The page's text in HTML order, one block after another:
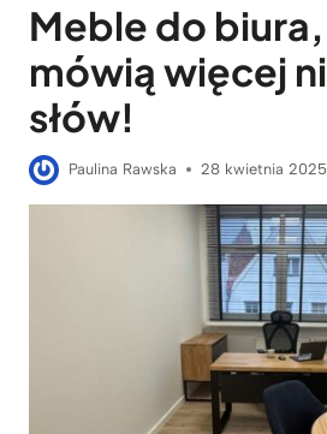
Meble do
mówią więcej
słów!
Paulina Rawska 28 kwietnia 2025